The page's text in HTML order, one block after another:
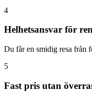
4
Helhetsansvar för
Du får en smidig resa från
5
Fast pris utan